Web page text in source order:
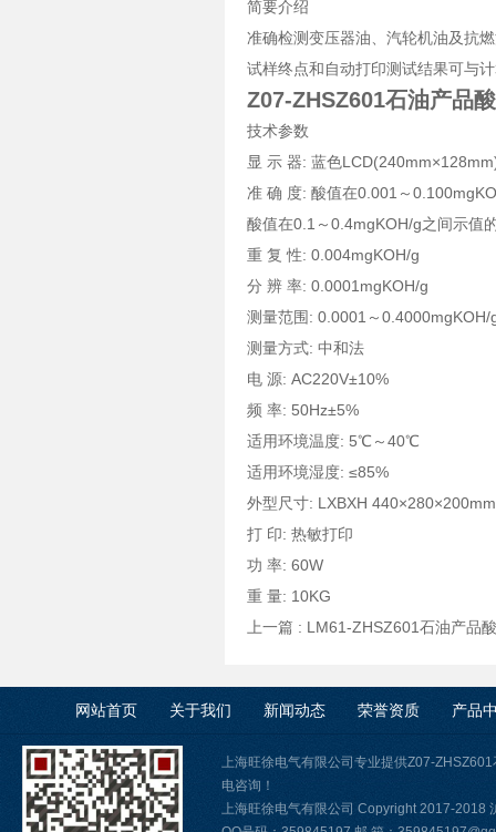
简要介绍
准确检测变压器油、汽轮机油及抗
试样终点和自动打印测试结果可与
Z07-ZHSZ601石油产品
技术参数
显 示 器: 蓝色
准 确 度: 酸值在0.001～
酸值在0.1～0.4mgKOH/g之间示值
重 复 性: 0.004mgKOH/g
分 辨 率: 0.0001mgKOH/g
测量范围: 0.0001～0.4000mgKOH/
测量方式: 中和法
电 源: AC220V±10%
频 率: 50Hz±5%
适用环境温度: 5℃～40℃
适用环境湿度: ≤85%
外型尺寸: LXBXH 440×280×200mm
打 印: 热敏打印
功 率: 60W
重 量: 10KG
上一篇 : LM61-ZHSZ601石油产品
网站首页 关于我们 新闻动态 荣誉资质 产品
上海旺徐电气有限公司专业提供Z07-
电咨询！
上海旺徐电气有限公司 Copyright 2017-2018